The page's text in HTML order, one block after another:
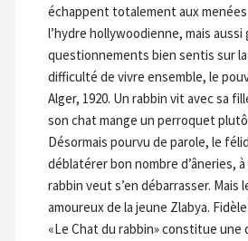
échappent totalement aux
l’hydre hollywoodienne, mais aussi
questionnements bien sentis sur
difficulté de vivre ensemble, le
Alger, 1920. Un rabbin vit avec sa
son chat mange un perroquet
Désormais pourvu de parole, le
déblatérer bon nombre d’âneries,
rabbin veut s’en débarrasser. Mais
amoureux de la jeune Zlabya.
«Le Chat du rabbin» constitue une